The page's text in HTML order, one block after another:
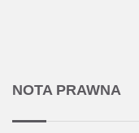
NOTA PRAWNA